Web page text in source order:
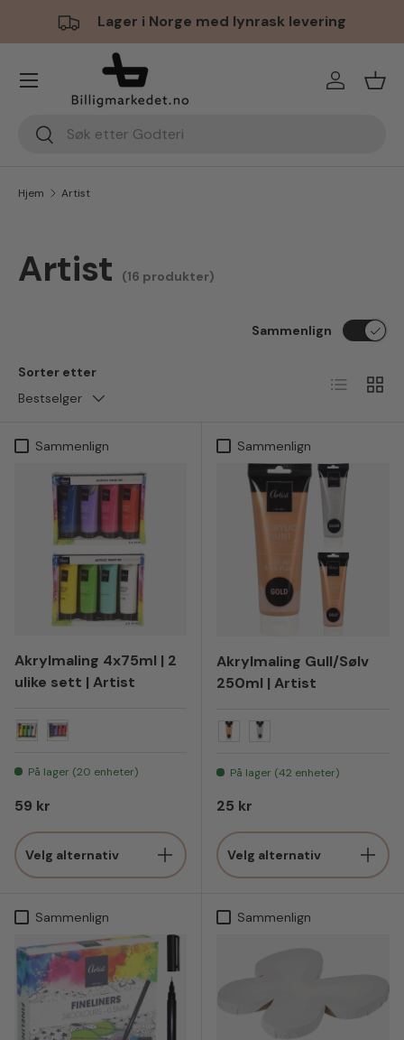
Hopp til innhold
Lager i Norge med lynrask levering
Søk
Søk
Logg inn
Meny
Hjem Artist
Artist (16 produkter)
Sorter etter
Bestselger
Sammenlign
Liste
Sammenlign
Akrylmaling 4x75ml | 2
ulike sett | Artist
På lager (20 enheter)
Vanlig pris
59 kr
Velg alternativ
Sammenlign
Akrylmaling Gull/Sølv
250ml | Artist
På lager (42 enheter)
Vanlig pris
25 kr
Velg alternativ
Sammenlign Sammenlign